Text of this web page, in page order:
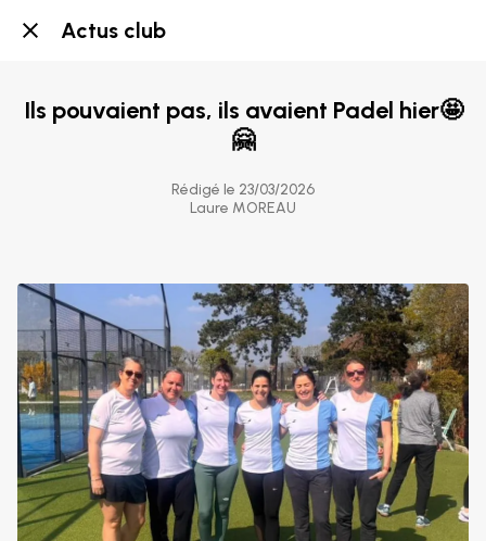
Actus club
Ils pouvaient pas, ils avaient Padel hier🤩
🤗
Rédigé le 23/03/2026
Laure MOREAU